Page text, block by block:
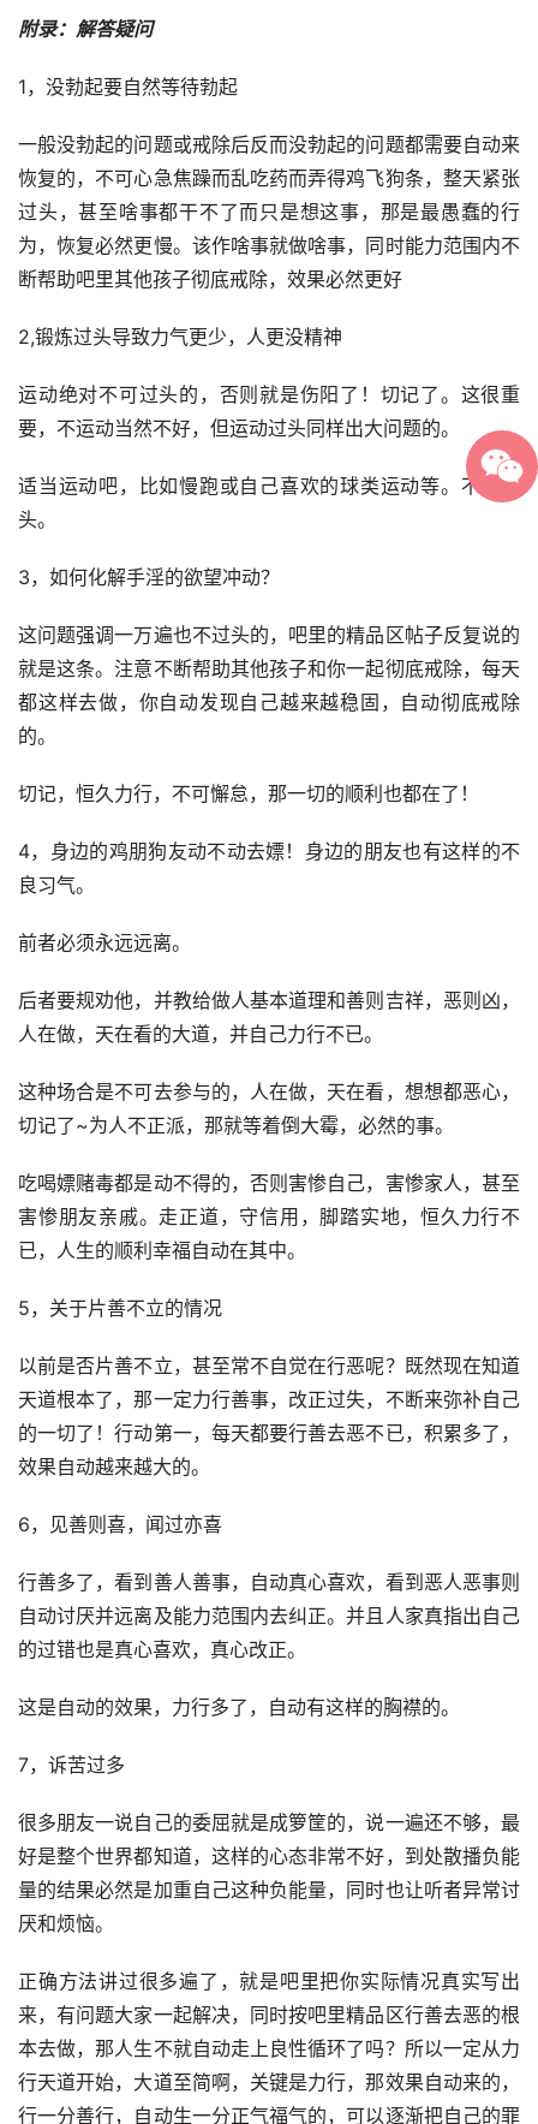
附录：解答疑问
1，没勃起要自然等待勃起
一般没勃起的问题或戒除后反而没勃起的问题都需要自动来
恢复的，不可心急焦躁而乱吃药而弄得鸡飞狗条，整天紧张
过头，甚至啥事都干不了而只是想这事，那是最愚蠢的行
为，恢复必然更慢。该作啥事就做啥事，同时能力范围内不
断帮助吧里其他孩子彻底戒除，效果必然更好
2,锻炼过头导致力气更少，人更没精神
运动绝对不可过头的，否则就是伤阳了！切记了。这很重
要，不运动当然不好，但运动过头同样出大问题的。
适当运动吧，比如慢跑或自己喜欢的球类运动等。不可过
头。
3，如何化解手淫的欲望冲动？
这问题强调一万遍也不过头的，吧里的精品区帖子反复说的
就是这条。注意不断帮助其他孩子和你一起彻底戒除，每天
都这样去做，你自动发现自己越来越稳固，自动彻底戒除
的。
切记，恒久力行，不可懈怠，那一切的顺利也都在了！
4，身边的鸡朋狗友动不动去嫖！身边的朋友也有这样的不
良习气。
前者必须永远远离。
后者要规劝他，并教给做人基本道理和善则吉祥，恶则凶，
人在做，天在看的大道，并自己力行不已。
这种场合是不可去参与的，人在做，天在看，想想都恶心，
切记了~为人不正派，那就等着倒大霉，必然的事。
吃喝嫖赌毒都是动不得的，否则害惨自己，害惨家人，甚至
害惨朋友亲戚。走正道，守信用，脚踏实地，恒久力行不
已，人生的顺利幸福自动在其中。
5，关于片善不立的情况
以前是否片善不立，甚至常不自觉在行恶呢？既然现在知道
天道根本了，那一定力行善事，改正过失，不断来弥补自己
的一切了！行动第一，每天都要行善去恶不已，积累多了，
效果自动越来越大的。
6，见善则喜，闻过亦喜
行善多了，看到善人善事，自动真心喜欢，看到恶人恶事则
自动讨厌并远离及能力范围内去纠正。并且人家真指出自己
的过错也是真心喜欢，真心改正。
这是自动的效果，力行多了，自动有这样的胸襟的。
7，诉苦过多
很多朋友一说自己的委屈就是成箩筐的，说一遍还不够，最
好是整个世界都知道，这样的心态非常不好，到处散播负能
量的结果必然是加重自己这种负能量，同时也让听者异常讨
厌和烦恼。
正确方法讲过很多遍了，就是吧里把你实际情况真实写出
来，有问题大家一起解决，同时按吧里精品区行善去恶的根
本去做，那人生不就自动走上良性循环了吗？所以一定从力
行天道开始，大道至简啊，关键是力行，那效果自动来的，
行一分善行，自动生一分正气福气的，可以逐渐把自己的罪